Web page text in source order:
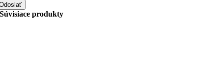
Súvisiace produkty